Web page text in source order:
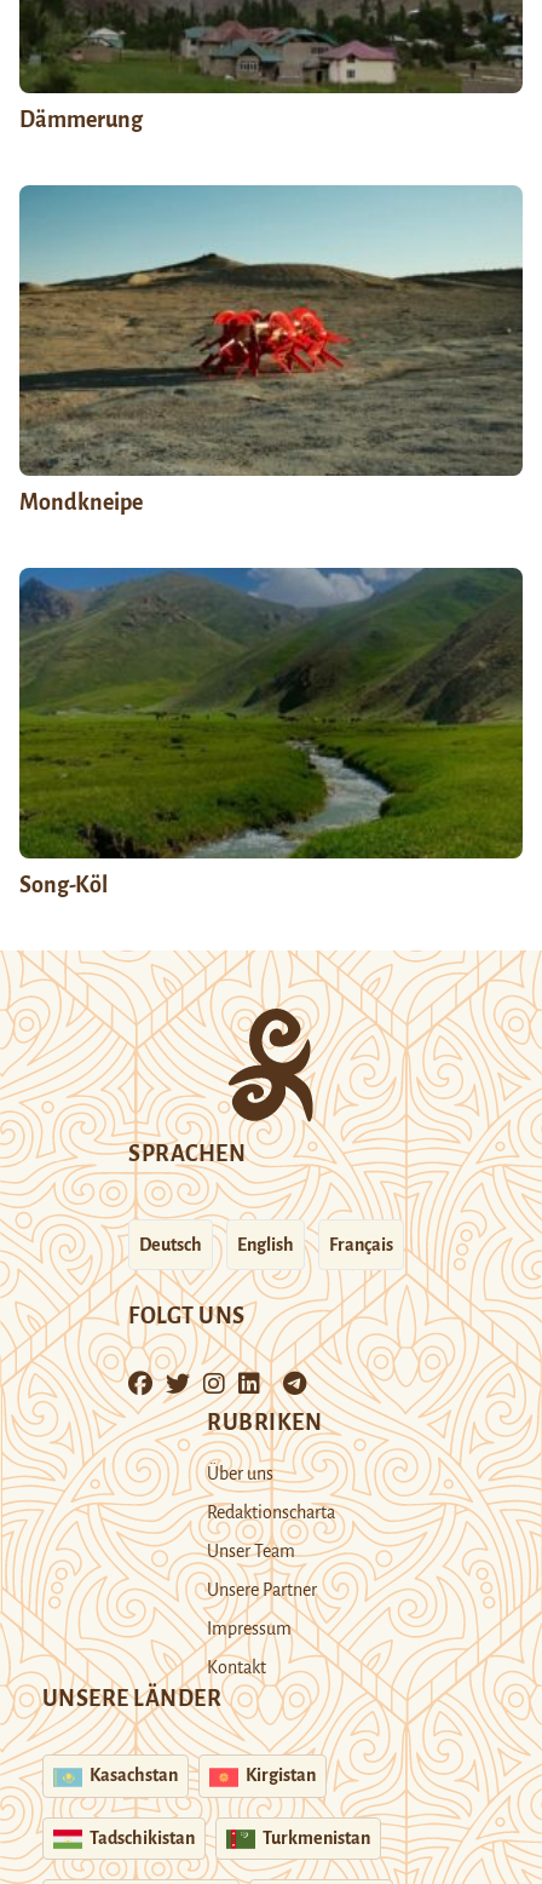
Dämmerung
Mondkneipe
Song-Köl
SPRACHEN
Deutsch English Français
FOLGT UNS
RUBRIKEN
Über uns
Redaktionscharta
Unser Team
Unsere Partner
Impressum
Kontakt
UNSERE LÄNDER
Kasachstan Kirgistan
Tadschikistan Turkmenistan